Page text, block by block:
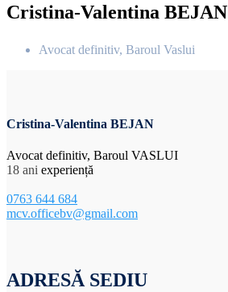
Cristina-Valentina BEJAN
Avocat definitiv, Baroul Vaslui
Cristina-Valentina BEJAN
Avocat definitiv, Baroul VASLUI
18 ani experiență
0763 644 684
mcv.officebv@gmail.com
ADRESĂ SEDIU